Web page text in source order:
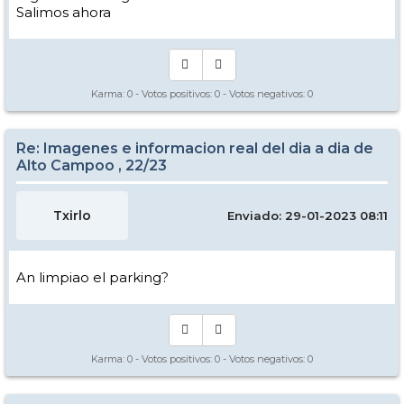
Salimos ahora
Karma: 0 - Votos positivos: 0 - Votos negativos: 0
Re: Imagenes e informacion real del dia a dia de
Alto Campoo , 22/23
Txirlo Enviado: 29-01-2023 08:11
An limpiao el parking?
Karma: 0 - Votos positivos: 0 - Votos negativos: 0